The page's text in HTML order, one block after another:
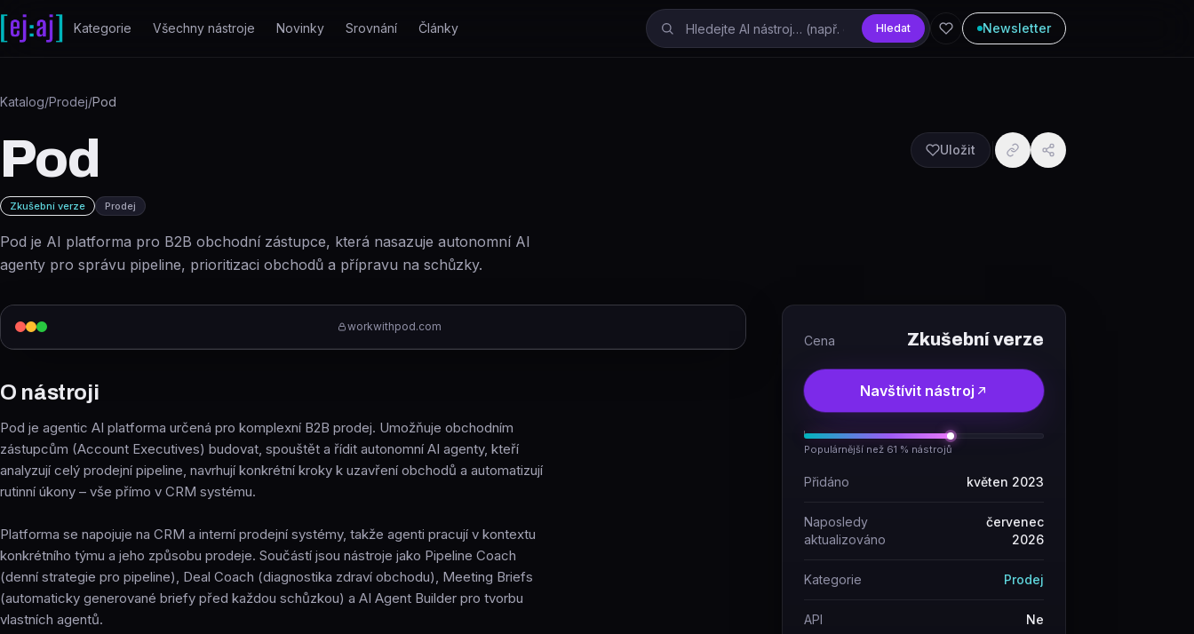
Přeskočit na obsah
Kategorie Všechny nástroje Novinky Srovnání Články Hledat Newsletter
Katalog/Prodej/Pod
Pod
Zkušební verze Prodej
Pod je AI platforma pro B2B obchodní zástupce, která nasazuje autonomní AI
agenty pro správu pipeline, prioritizaci obchodů a přípravu na schůzky.
Uložit
workwithpod.com
O nástroji
Pod je agentic AI platforma určená pro komplexní B2B prodej. Umožňuje obchodním
zástupcům (Account Executives) budovat, spouštět a řídit autonomní AI agenty, kteří
analyzují celý prodejní pipeline, navrhují konkrétní kroky k uzavření obchodů a automatizují
rutinní úkony – vše přímo v CRM systému.
Platforma se napojuje na CRM a interní prodejní systémy, takže agenti pracují v kontextu
konkrétního týmu a jeho způsobu prodeje. Součástí jsou nástroje jako Pipeline Coach
(denní strategie pro pipeline), Deal Coach (diagnostika zdraví obchodu), Meeting Briefs
(automaticky generované briefy před každou schůzkou) a AI Agent Builder pro tvorbu
vlastních agentů.
Cena Zkušební verze
Navštívit nástroj
Populárnější než 61 % nástrojů
Přidáno květen 2023
Naposledy
aktualizováno
červenec
2026
Kategorie Prodej
API Ne